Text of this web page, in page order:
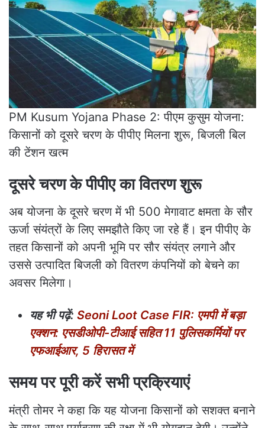
PM Kusum Yojana Phase 2: पीएम कुसुम योजना:
किसानों को दूसरे चरण के पीपीए मिलना शुरू, बिजली बिल
की टेंशन खत्म
दूसरे चरण के पीपीए का वितरण शुरू
अब योजना के दूसरे चरण में भी 500 मेगावाट क्षमता के सौर
ऊर्जा संयंत्रों के लिए समझौते किए जा रहे हैं। इन पीपीए के
तहत किसानों को अपनी भूमि पर सौर संयंत्र लगाने और
उससे उत्पादित बिजली को वितरण कंपनियों को बेचने का
अवसर मिलेगा।
यह भी पढ़ें: Seoni Loot Case FIR: एमपी में बड़ा
एक्शन: एसडीओपी-टीआई सहित 11 पुलिसकर्मियों पर
एफआईआर, 5 हिरासत में
समय पर पूरी करें सभी प्रक्रियाएं
मंत्री तोमर ने कहा कि यह योजना किसानों को सशक्त बनाने